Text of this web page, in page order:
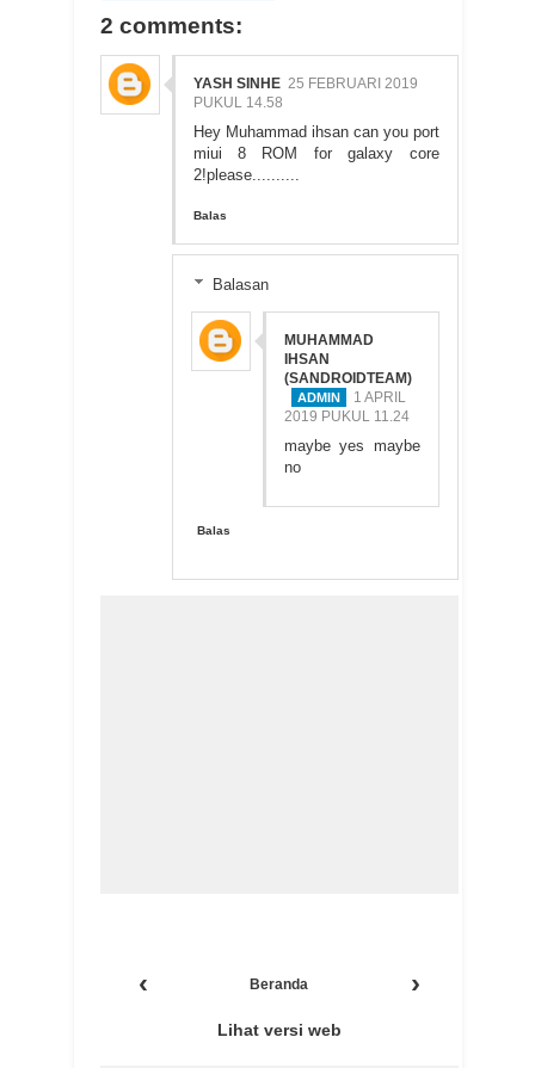
2 comments:
YASH SINHE 25 FEBRUARI 2019
PUKUL 14.58
Hey Muhammad ihsan can you port
miui 8 ROM for galaxy core
2!please..........
Balas
Balasan
MUHAMMAD
IHSAN
(SANDROIDTEAM)
1 APRIL
2019 PUKUL 11.24
maybe yes maybe
no
Balas
‹ ›
Beranda
Lihat versi web